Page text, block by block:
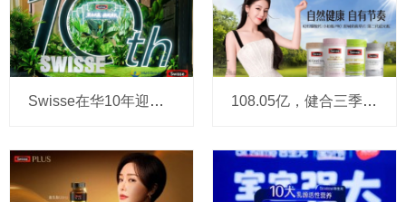
Swisse在华10年迎来新起点：突破10亿澳元后，要加速强攻4000亿蓝海 108.05亿，健合三季报今天出炉：成人营养品贡献52.4亿，奶粉业务大幅增长35.2%